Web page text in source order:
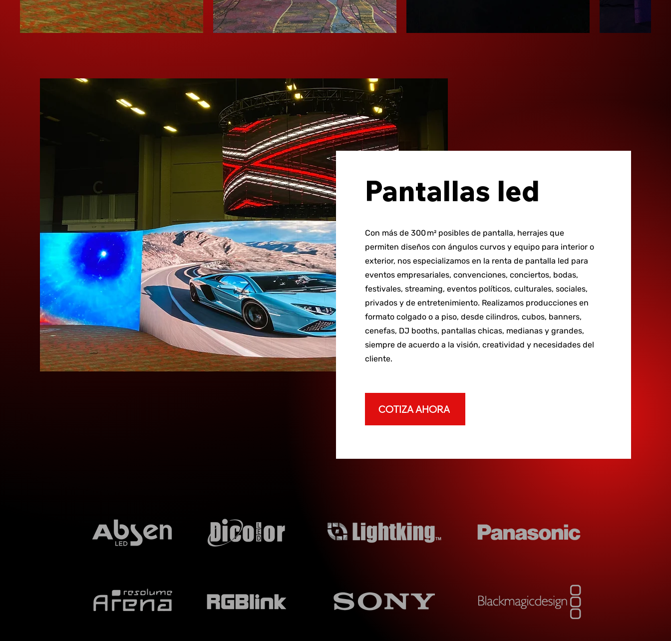
Pantallas led
Con más de 300 m² posibles de pantalla, herrajes que
permiten diseños con ángulos curvos y equipo para interior o
exterior, nos especializamos en la renta de pantalla led para
eventos empresariales, convenciones, conciertos, bodas,
festivales, streaming, eventos políticos, culturales, sociales,
privados y de entretenimiento. Realizamos producciones en
formato colgado o a piso, desde cilindros, cubos, banners,
cenefas, DJ booths, pantallas chicas, medianas y grandes,
siempre de acuerdo a la visión, creatividad y necesidades del
cliente.
COTIZA AHORA